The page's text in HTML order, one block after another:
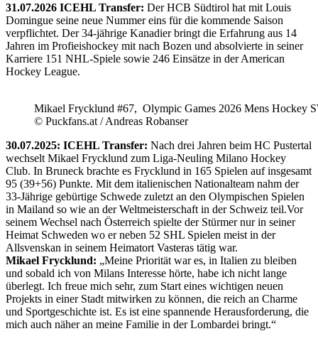
31.07.2026 ICEHL Transfer: Der HCB Südtirol hat mit Louis
Domingue seine neue Nummer eins für die kommende Saison
verpflichtet. Der 34-jährige Kanadier bringt die Erfahrung aus 14
Jahren im Profieishockey mit nach Bozen und absolvierte in seiner
Karriere 151 NHL-Spiele sowie 246 Einsätze in der American
Hockey League.
Mikael Frycklund #67, Olympic Games 2026 Mens Hockey
© Puckfans.at / Andreas Robanser
30.07.2025: ICEHL Transfer: Nach drei Jahren beim HC Pustertal
wechselt Mikael Frycklund zum Liga-Neuling Milano Hockey
Club. In Bruneck brachte es Frycklund in 165 Spielen auf insgesamt
95 (39+56) Punkte. Mit dem italienischen Nationalteam nahm der
33-Jährige gebürtige Schwede zuletzt an den Olympischen Spielen
in Mailand so wie an der Weltmeisterschaft in der Schweiz teil.Vor
seinem Wechsel nach Österreich spielte der Stürmer nur in seiner
Heimat Schweden wo er neben 52 SHL Spielen meist in der
Allsvenskan in seinem Heimatort Vasteras tätig war.
Mikael Frycklund: „Meine Priorität war es, in Italien zu bleiben
und sobald ich von Milans Interesse hörte, habe ich nicht lange
überlegt. Ich freue mich sehr, zum Start eines wichtigen neuen
Projekts in einer Stadt mitwirken zu können, die reich an Charme
und Sportgeschichte ist. Es ist eine spannende Herausforderung, die
mich auch näher an meine Familie in der Lombardei bringt.“